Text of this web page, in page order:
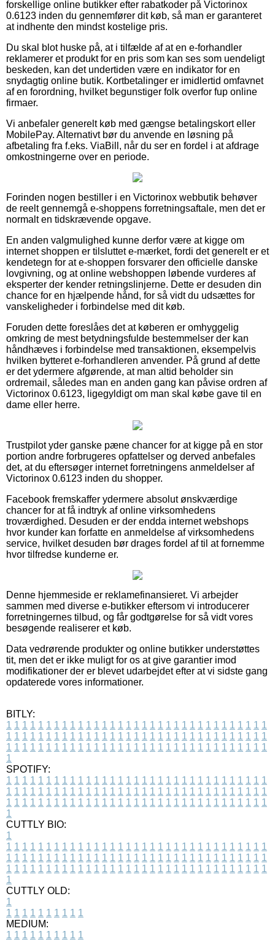
forskellige online butikker efter rabatkoder på Victorinox
0.6123 inden du gennemfører dit køb, så man er garanteret
at indhente den mindst kostelige pris.
Du skal blot huske på, at i tilfælde af at en e-forhandler
reklamerer et produkt for en pris som kan ses som uendeligt
beskeden, kan det undertiden være en indikator for en
snydagtig online butik. Kortbetalinger er imidlertid omfavnet
af en forordning, hvilket begunstiger folk overfor fup online
firmaer.
Vi anbefaler generelt køb med gængse betalingskort eller
MobilePay. Alternativt bør du anvende en løsning på
afbetaling fra f.eks. ViaBill, når du ser en fordel i at afdrage
omkostningerne over en periode.
Forinden nogen bestiller i en Victorinox webbutik behøver
de reelt gennemgå e-shoppens forretningsaftale, men det er
normalt en tidskrævende opgave.
En anden valgmulighed kunne derfor være at kigge om
internet shoppen er tilsluttet e-mærket, fordi det generelt er et
kendetegn for at e-shoppen forsvarer den officielle danske
lovgivning, og at online webshoppen løbende vurderes af
eksperter der kender retningslinjerne. Dette er desuden din
chance for en hjælpende hånd, for så vidt du udsættes for
vanskeligheder i forbindelse med dit køb.
Foruden dette foreslåes det at køberen er omhyggelig
omkring de mest betydningsfulde bestemmelser der kan
håndhæves i forbindelse med transaktionen, eksempelvis
hvilken bytteret e-forhandleren anvender. På grund af dette
er det ydermere afgørende, at man altid beholder sin
ordremail, således man en anden gang kan påvise ordren af
Victorinox 0.6123, ligegyldigt om man skal købe gave til en
dame eller herre.
Trustpilot yder ganske pæne chancer for at kigge på en stor
portion andre forbrugeres opfattelser og derved anbefales
det, at du eftersøger internet forretningens anmeldelser af
Victorinox 0.6123 inden du shopper.
Facebook fremskaffer ydermere absolut ønskværdige
chancer for at få indtryk af online virksomhedens
troværdighed. Desuden er der endda internet webshops
hvor kunder kan forfatte en anmeldelse af virksomhedens
service, hvilket desuden bør drages fordel af til at fornemme
hvor tilfredse kunderne er.
Denne hjemmeside er reklamefinansieret. Vi arbejder
sammen med diverse e-butikker eftersom vi introducerer
forretningernes tilbud, og får godtgørelse for så vidt vores
besøgende realiserer et køb.
Data vedrørende produkter og online butikker understøttes
tit, men det er ikke muligt for os at give garantier imod
modifikationer der er blevet udarbejdet efter at vi sidste gang
opdaterede vores informationer.
BITLY:
1 1 1 1 1 1 1 1 1 1 1 1 1 1 1 1 1 1 1 1 1 1 1 1 1 1 1 1 1 1 1 1 1
1 1 1 1 1 1 1 1 1 1 1 1 1 1 1 1 1 1 1 1 1 1 1 1 1 1 1 1 1 1 1 1 1
1 1 1 1 1 1 1 1 1 1 1 1 1 1 1 1 1 1 1 1 1 1 1 1 1 1 1 1 1 1 1 1 1
1
SPOTIFY:
1 1 1 1 1 1 1 1 1 1 1 1 1 1 1 1 1 1 1 1 1 1 1 1 1 1 1 1 1 1 1 1 1
1 1 1 1 1 1 1 1 1 1 1 1 1 1 1 1 1 1 1 1 1 1 1 1 1 1 1 1 1 1 1 1 1
1 1 1 1 1 1 1 1 1 1 1 1 1 1 1 1 1 1 1 1 1 1 1 1 1 1 1 1 1 1 1 1 1
1
CUTTLY BIO:
1
1 1 1 1 1 1 1 1 1 1 1 1 1 1 1 1 1 1 1 1 1 1 1 1 1 1 1 1 1 1 1 1 1
1 1 1 1 1 1 1 1 1 1 1 1 1 1 1 1 1 1 1 1 1 1 1 1 1 1 1 1 1 1 1 1 1
1 1 1 1 1 1 1 1 1 1 1 1 1 1 1 1 1 1 1 1 1 1 1 1 1 1 1 1 1 1 1 1 1
1
CUTTLY OLD:
1
1 1 1 1 1 1 1 1 1 1
MEDIUM:
1 1 1 1 1 1 1 1 1 1